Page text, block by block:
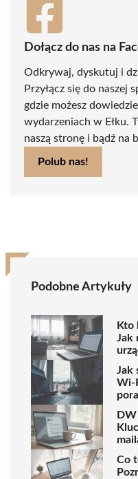
Dołącz do nas na
Odkrywaj, dyskutuj i
Przyłącz się do naszej
gdzie możesz
wydarzeniach w Ełku.
naszą stronę i bądź na
Polub nas!
Podobne Artykuły
Kto
Jak
Jak
Wi-
DW
Co